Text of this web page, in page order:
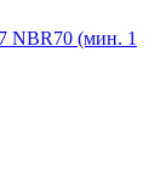
NBR70 (мин. 1